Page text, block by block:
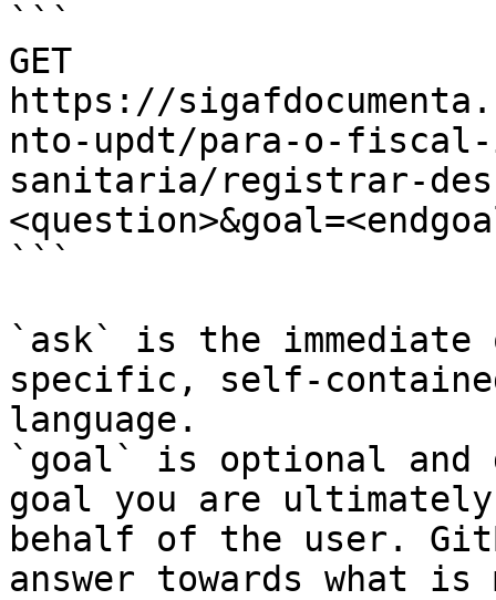
```
GET
https://
nto-updt/para-o-
sanitaria/registrar-
```
`ask` is the
specific, self-
language.
`goal` is optional and
goal you are
behalf of the user.
answer towards what